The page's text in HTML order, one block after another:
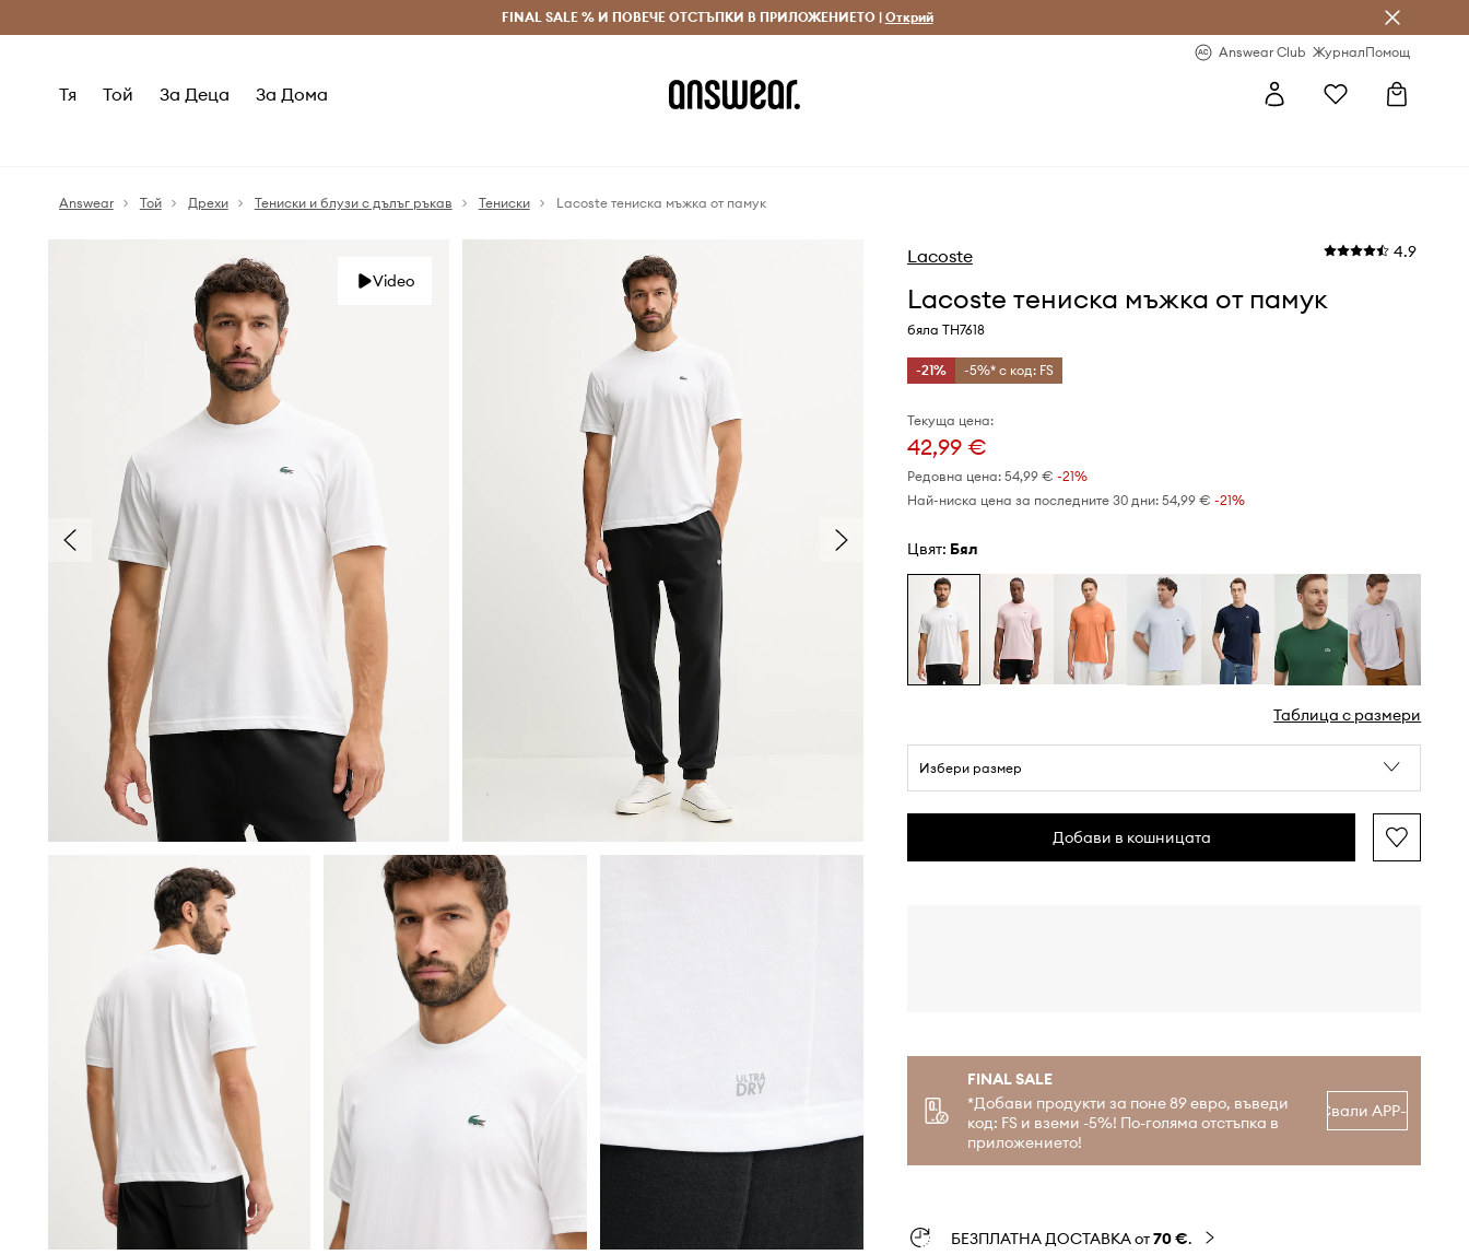
Безплатни доставка и връщане за поръчки над 70 EUR Доставка 1-5 дни
FINAL SALE % И ПОВЕЧЕ ОТСТЪПКИ В ПРИЛОЖЕНИЕТО | Открий
Answear Club ЖурналПомощ
Тя Той За Деца За Дома
Answear Той Дрехи Тениски и блузи с дълъг ръкав Тениски Lacoste тениска мъжка от памук
Video
Lacoste 4.9
Lacoste тениска мъжка от памук
бяла TH7618
-21% -5%* с код: FS
Текуща цена:
42,99 €
Редовна цена: 54,99 € -21%
Най-ниска цена за последните 30 дни: 54,99 € -21%
Цвят: бял
Таблица с размери
Избери размер
Добави в кошницата
FINAL SALE
*Добави продукти за поне 89 евро, въведи
код: FS и вземи -5%! По-голяма отстъпка в
приложението!
Свали APP-а
БЕЗПЛАТНА ДОСТАВКА от70 €.